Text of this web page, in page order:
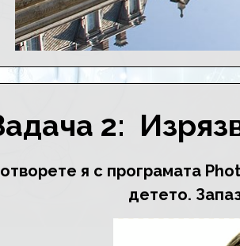
2:
я с програмата
детето.